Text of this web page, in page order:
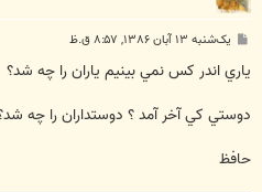
پ
ت
یک‌شنبه ۱۳ آبان ۱۳۸۶, ۸:۵۷ ق.ظ
ياري اندر کس نمي بينيم ياران را چه شد؟
دوستي کي آخر آمد ؟ دوستداران را چه شد؟
حافظ